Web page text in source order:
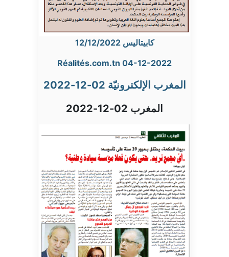
كابيتاليس 12/12/2022
Réalités.com.tn 04-12-2022
المغرب الإلكترونيّة 02-12-2022
المغرب 02-12-2022